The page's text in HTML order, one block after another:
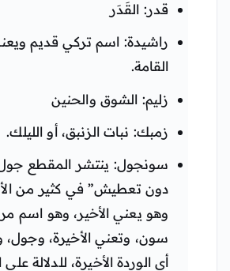
قدر: القَدَر
راشيدة: اسم تركي قديم
القامة.
زليم: الشوق والحنين
زمبك: نبات الزنبق، أو الليلك.
سونجول: ينتشر المقطع
دون تعطيش” في كثير من
وهو يعني الأخير، وهو
سون، وتعني الأخيرة، وجول،
أي الوردة الأخيرة، للدلالة على